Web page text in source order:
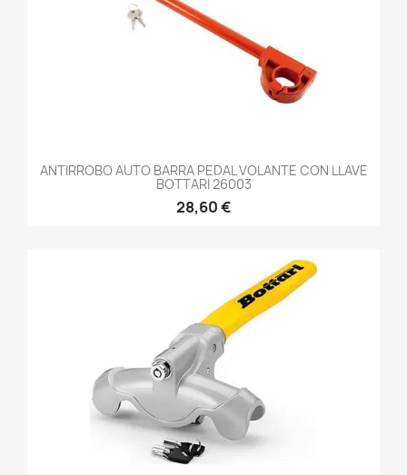
ANTIRROBO AUTO BARRA PEDAL VOLANTE CON LLAVE
BOTTARI 26003
28,60 €